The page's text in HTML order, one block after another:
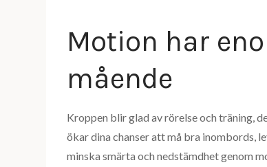
Motion har
mående
Kroppen blir glad av rörelse och träning,
ökar dina chanser att må bra inombords,
minska smärta och nedstämdhet genom